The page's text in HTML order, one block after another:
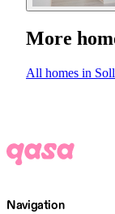
More
All homes in
Navigation